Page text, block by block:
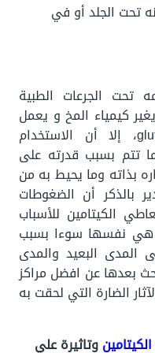
تحت الجلد أو في
تحت الجرعات الطبية
كيمياء المخ و يعمل
على مادة الجلوتاميت (glutamate، إلا أن الاستخدام
تتم بسبب قدرته على
بذاته وما يحيط به من
بالذكر أن الضغوطات
الكيتامين للأسباب
هي نفسها سوءا بسبب
المدى البعيد والمدى
بعدها عن افضل مراكز
الضارة التي لحقت به
وتاثيرة علي